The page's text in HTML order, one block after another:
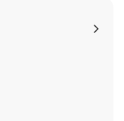
경우, (주로 올인원 형태
할 때 이상 현상이 발생할